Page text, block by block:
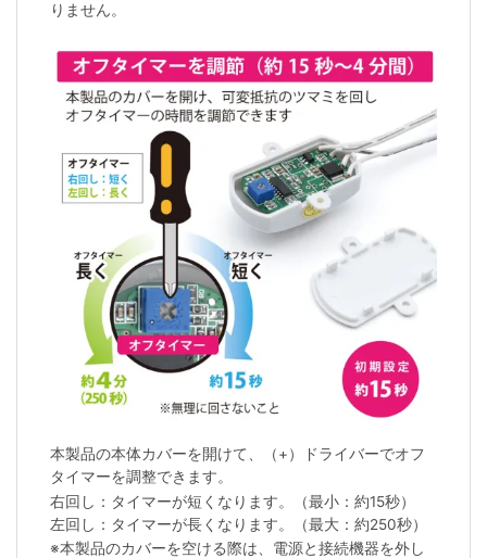
りません。
本製品の本体カバーを開けて、（+）ドライバーでオフ
タイマーを調整できます。
右回し：タイマーが短くなります。（最小：約15秒）
左回し：タイマーが長くなります。（最大：約250秒）
※本製品のカバーを空ける際は、電源と接続機器を外し